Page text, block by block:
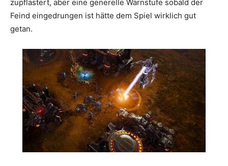
zupflastert, aber eine generelle Warnstufe sobald der
Feind eingedrungen ist hätte dem Spiel wirklich gut
getan.